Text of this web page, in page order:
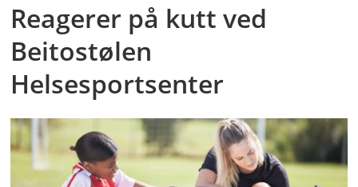
Reagerer på kutt ved
Beitostølen
Helsesportsenter